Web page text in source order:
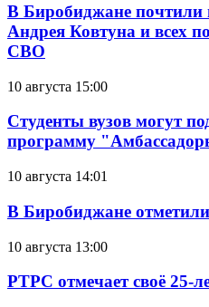
В Биробиджане почтили
Андрея Ковтуна и всех
СВО
10 августа 15:00
Студенты вузов могут
программу
10 августа 14:01
В Биробиджане
10 августа 13:00
РТРС отмечает своё 25-